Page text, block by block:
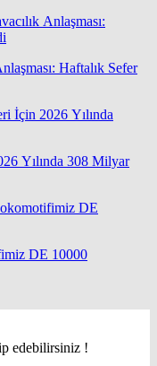
Haftalık Sefer
Yılında 308 Milyar
DE 10000
edebilirsiniz !